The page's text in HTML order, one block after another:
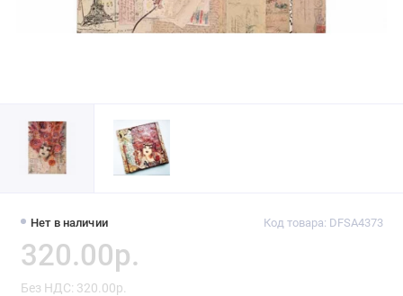
Нет в наличии Код товара: DFSA4373
320.00р.
Без НДС: 320.00р.